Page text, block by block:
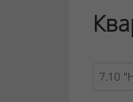
ООО